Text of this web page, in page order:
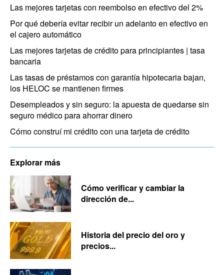
Las mejores tarjetas con reembolso en efectivo del 2%
Por qué debería evitar recibir un adelanto en efectivo en
el cajero automático
Las mejores tarjetas de crédito para principiantes | tasa
bancaria
Las tasas de préstamos con garantía hipotecaria bajan,
los HELOC se mantienen firmes
Desempleados y sin seguro: la apuesta de quedarse sin
seguro médico para ahorrar dinero
Cómo construí mi crédito con una tarjeta de crédito
Explorar más
Cómo verificar y cambiar la
dirección de...
Historia del precio del oro y
precios...